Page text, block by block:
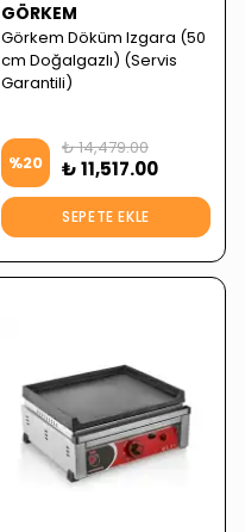
GÖRKEM
Görkem Döküm Izgara (50
cm Doğalgazlı) (Servis
Garantili)
%20
₺ 14,479.00
₺ 11,517.00
SEPETE EKLE